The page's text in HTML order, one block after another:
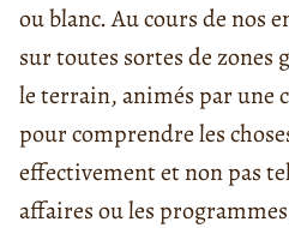
ou blanc. Au cours de nos
sur toutes sortes de zones
le terrain, animés par une
pour comprendre les
effectivement et non pas
affaires ou les